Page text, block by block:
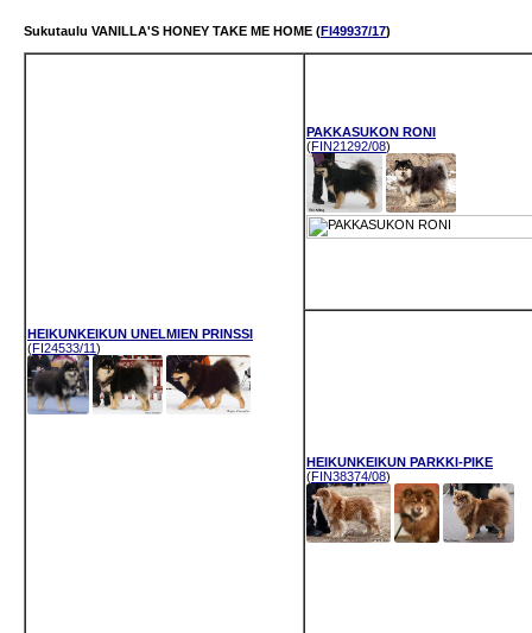
Sukutaulu VANILLA'S HONEY TAKE ME HOME (FI49937/17)
HEIKUNKEIKUN UNELMIEN PRINSSI
(FI24533/11)
PAKKASUKON RONI
(FIN21292/08)
HEIKUNKEIKUN PARKKI-PIKE
(FIN38374/08)